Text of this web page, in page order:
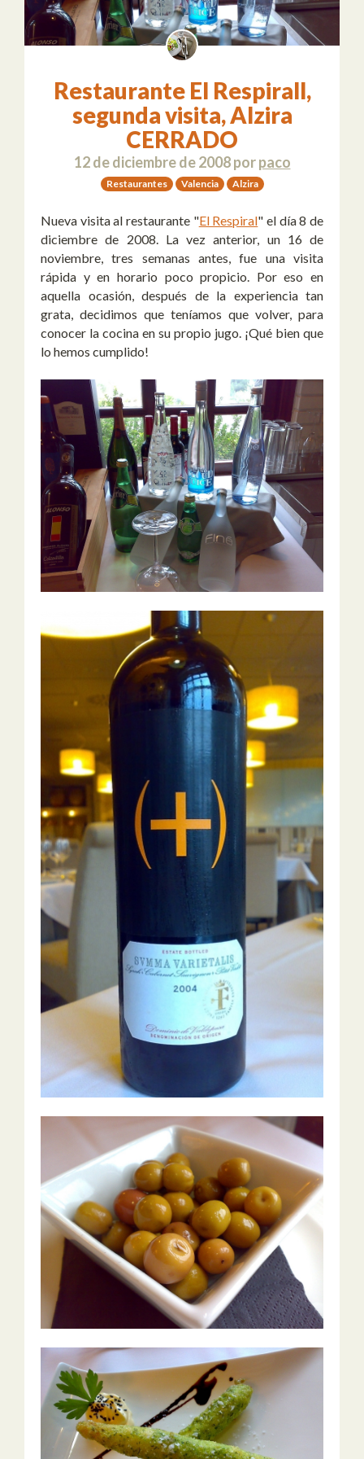
Restaurante El Respirall,
segunda visita, Alzira
CERRADO
12 de diciembre de 2008porpaco
Restaurantes Valencia Alzira
Nueva visita al restaurante "El Respiral" el día 8 de
diciembre de 2008. La vez anterior, un 16 de
noviembre, tres semanas antes, fue una visita
rápida y en horario poco propicio. Por eso en
aquella ocasión, después de la experiencia tan
grata, decidimos que teníamos que volver, para
conocer la cocina en su propio jugo. ¡Qué bien que
lo hemos cumplido!